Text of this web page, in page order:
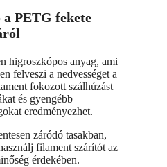
PETG fekete
higroszkópos anyag, ami
felveszi a nedvességet a
fokozott szálhúzást
és gyengébb
eredményezhet.
záródó tasakban,
filament szárítót az
érdekében.